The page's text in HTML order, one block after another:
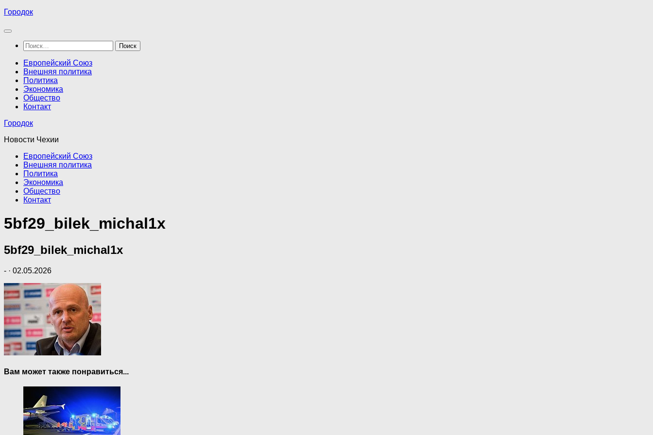
Перейти
содержимому
Городок
Найти:
Европейский Союз
Внешняя политика
Политика
Экономика
Общество
Контакт
Городок
Новости Чехии
Европейский Союз
Внешняя политика
Политика
Экономика
Общество
Контакт
5bf29_bilek_michal1x
5bf29_bilek_michal1x
- · 02.05.2026
Вам может также понравиться...